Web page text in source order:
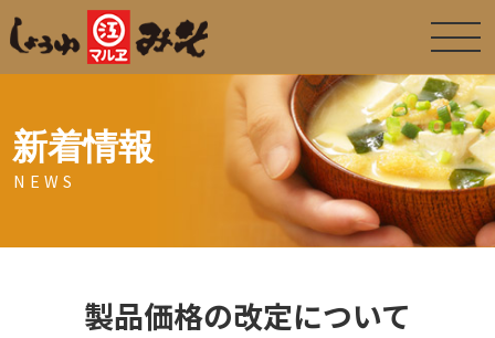
新着情報
NEWS
製品価格の改定について